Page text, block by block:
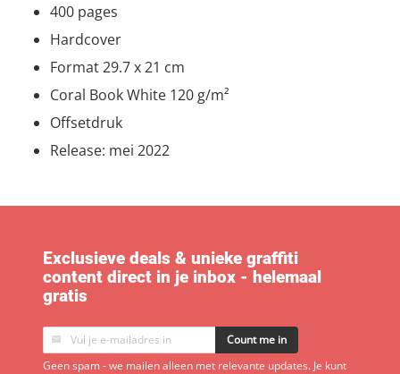
400 pages
Hardcover
Format 29.7 x 21 cm
Coral Book White 120 g/m²
Offsetdruk
Release: mei 2022
Exclusieve deals & unieke graffiti
content direct in je inbox - helemaal
gratis
Count me in
Geen spam - we mailen alleen met relevante updates. Je kunt